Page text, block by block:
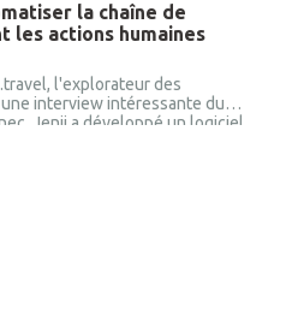
la chaîne de
les actions humaines
l'explorateur des
interview intéressante du
Jenji a développé un logiciel
elle compte
de milliers d’utilisateurs
de Jenji.